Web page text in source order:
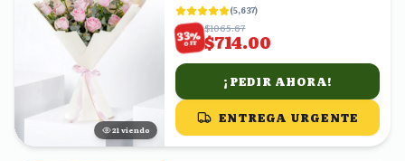
21 viendo
(5,637)
33%
OFF
$1065.67
$714.00
¡PEDIR AHORA!
ENTREGA URGENTE